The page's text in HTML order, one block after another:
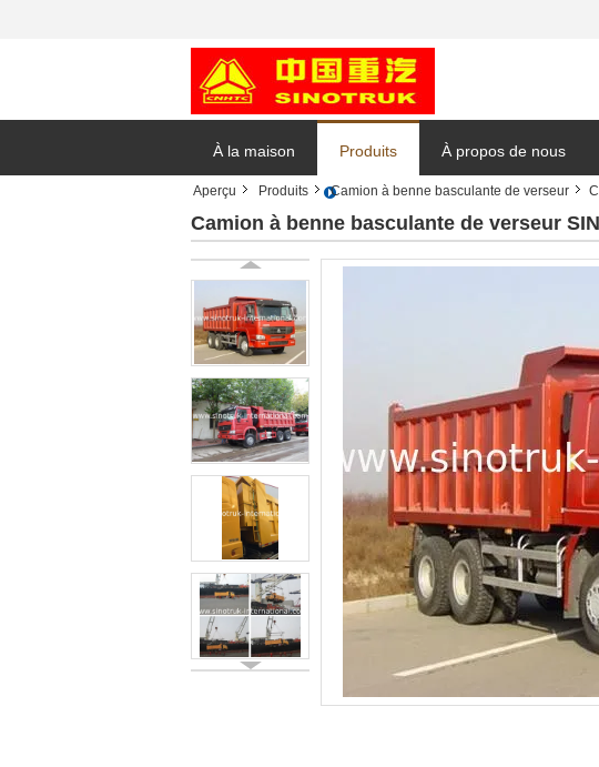
À la maison Produits À propos de nous
Demande de
Aperçu Produits Camion à benne basculante de verseur
Camion à benne basculante de verseur